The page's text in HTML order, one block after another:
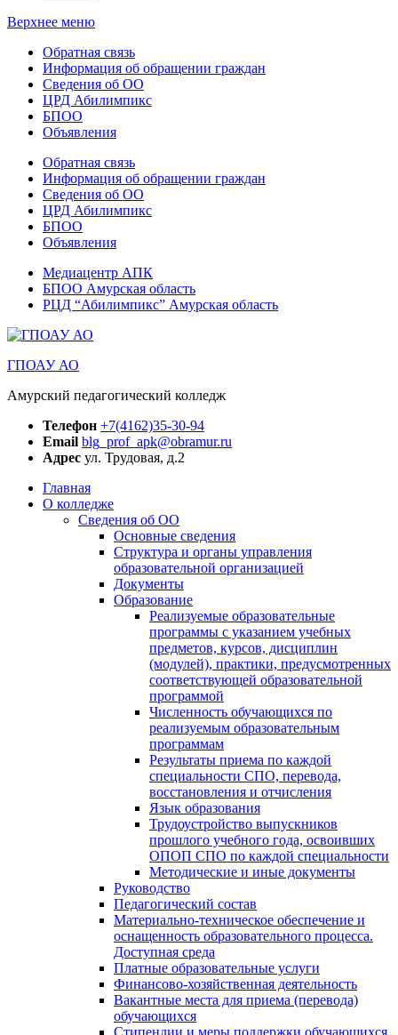
Верхнее меню
Обратная связь
Информация об обращении граждан
Сведения об ОО
ЦРД Абилимпикс
БПОО
Объявления
Обратная связь
Информация об обращении граждан
Сведения об ОО
ЦРД Абилимпикс
БПОО
Объявления
Медиацентр АПК
БПОО Амурская область
РЦД “Абилимпикс” Амурская область
ГПОАУ АО
Амурский педагогический колледж
Телефон +7(4162)35-30-94
Email blg_prof_apk@obramur.ru
Адрес ул. Трудовая, д.2
Главная
О колледже
Сведения об ОО
Основные сведения
Структура и органы управления
образовательной организацией
Документы
Образование
Реализуемые образовательные
программы с указанием учебных
предметов, курсов, дисциплин
(модулей), практики, предусмотренных
соответствующей образовательной
программой
Численность обучающихся по
реализуемым образовательным
программам
Результаты приема по каждой
специальности СПО, перевода,
восстановления и отчисления
Язык образования
Трудоустройство выпускников
прошлого учебного года, освоивших
ОПОП СПО по каждой специальности
Методические и иные документы
Руководство
Педагогический состав
Материально-техническое обеспечение и
оснащенность образовательного процесса.
Доступная среда
Платные образовательные услуги
Финансово-хозяйственная деятельность
Вакантные места для приема (перевода)
обучающихся
Стипендии и меры поддержки обучающихся